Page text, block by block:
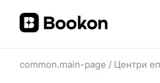
common.main-page / Центри